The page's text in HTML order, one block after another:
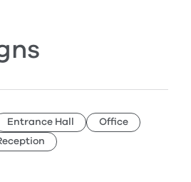
Entrance Hall
Office